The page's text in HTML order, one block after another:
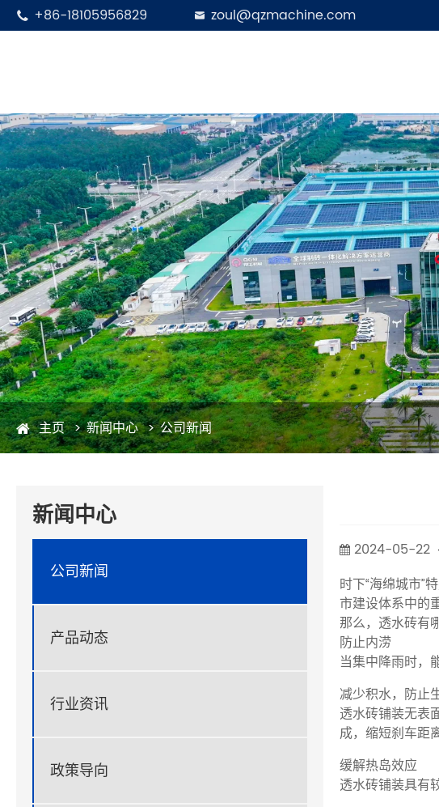
 +86-18105956829  zoul@qzmachine.com
主页 新闻中心 公司新闻
新闻中心
公司新闻
产品动态
行业资讯
政策导向
2024-05-22
时下“海绵城市”
市建设体系中的
那么，透水砖有
防止内涝
当集中降雨时，
减少积水，防止
透水砖铺装无表
成，缩短刹车距
缓解热岛效应
透水砖铺装具有